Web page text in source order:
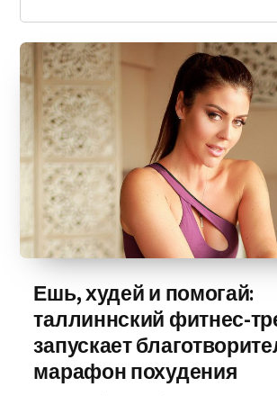
Ешь, худей и помогай:
таллиннский фитнес-
запускает
марафон похудения